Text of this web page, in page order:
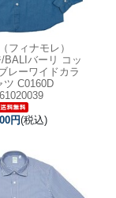
フィナモレ）
BALIバーリ コッ
レーワイドカラ
ツ C0160D
円(税込)